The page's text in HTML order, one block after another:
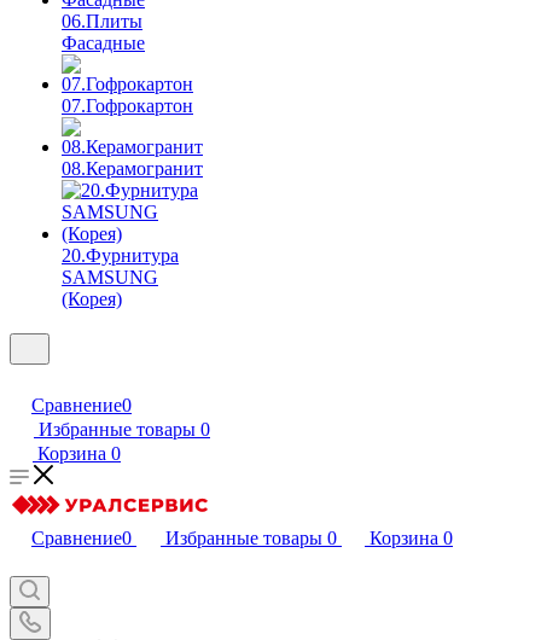
06.Плиты
Фасадные
07.Гофрокартон
08.Керамогранит
20.Фурнитура
SAMSUNG
(Корея)
Сравнение0
Избранные товары 0
Корзина 0
Сравнение0 Избранные товары 0 Корзина 0